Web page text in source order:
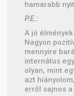
hamarabb
P.E.:
A jó
Nagyon
mennyire
internátus
olyan, mint
azt
erről sajnos